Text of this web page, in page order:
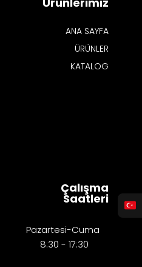
ANA SAYFA
ÜRÜNLER
KATALOG
Çalışma
Saatleri
Pazartesi-Cuma
8:30 - 17:30​​